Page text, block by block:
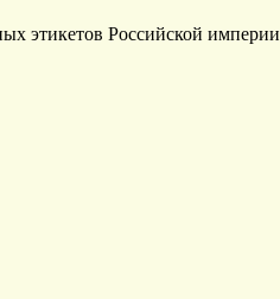
этикетов Российской империи